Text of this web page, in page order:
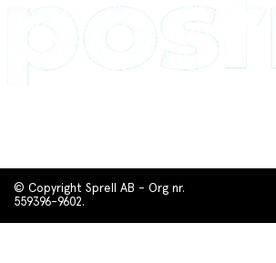
© Copyright Sprell AB - Org nr.
559396-9602.